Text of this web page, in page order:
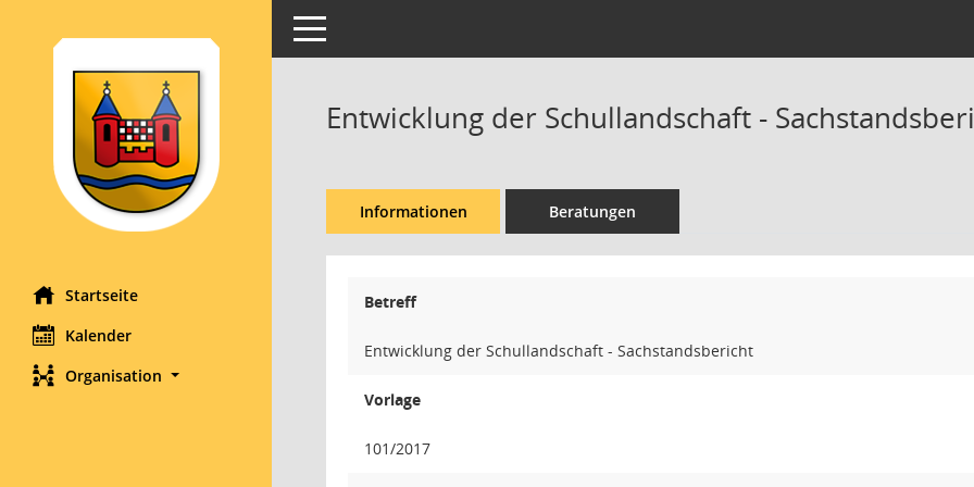
Startseite
Kalender
Organisation
Toggle navigation
Entwicklung der Schullandschaft -
Informationen Beratungen
Betreff
Entwicklung der Schullandschaft - Sachstandsbericht
Vorlage
101/2017